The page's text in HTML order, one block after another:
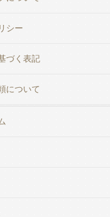
シー
づく表記
について